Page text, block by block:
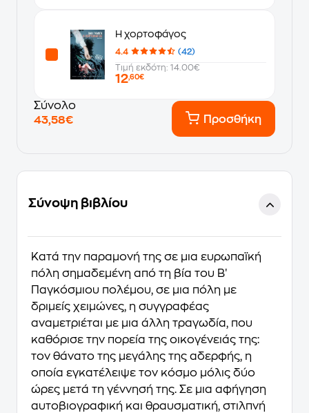
Η χορτοφάγος
4.4
(42)
Τιμή εκδότη: 14.00€
12,60€
Σύνολο
43,58€
Προσθήκη
Σύνοψη βιβλίου
Κατά την παραμονή της σε μια ευρωπαϊκή
πόλη σημαδεμένη από τη βία του B′
Παγκόσμιου πολέμου, σε μια πόλη με
δριμείς χειμώνες, η συγγραφέας
αναμετριέται με μια άλλη τραγωδία, που
καθόρισε την πορεία της οικογένειάς της:
τον θάνατο της μεγάλης της αδερφής, η
οποία εγκατέλειψε τον κόσμο μόλις δύο
ώρες μετά τη γέννησή της. Σε μια αφήγηση
αυτοβιογραφική και θραυσματική, στιλπνή